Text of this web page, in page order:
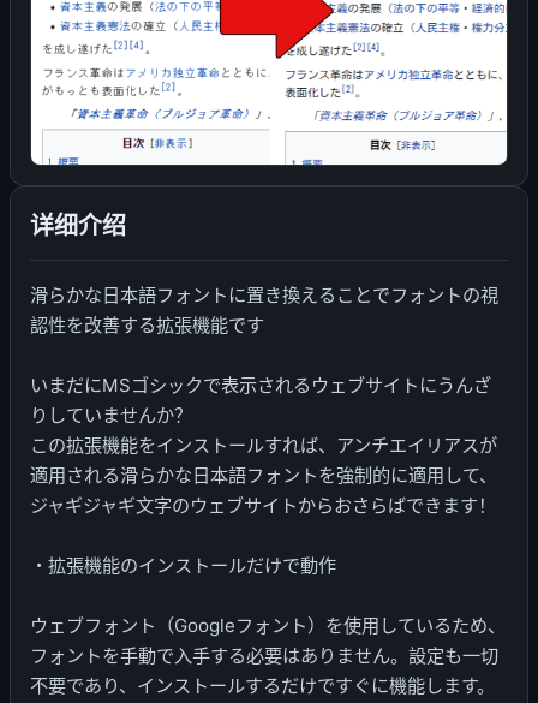
详细介绍
滑らかな日本語フォントに置き換えることでフォントの視
認性を改善する拡張機能です
いまだにMSゴシックで表示されるウェブサイトにうんざ
りしていませんか？
この拡張機能をインストールすれば、アンチエイリアスが
適用される滑らかな日本語フォントを強制的に適用して、
ジャギジャギ文字のウェブサイトからおさらばできます！
・拡張機能のインストールだけで動作
ウェブフォント（Googleフォント）を使用しているため、
フォントを手動で入手する必要はありません。設定も一切
不要であり、インストールするだけですぐに機能します。